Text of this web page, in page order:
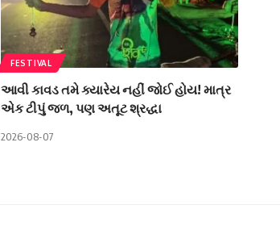
FESTIVAL
આવી કાવડ તમે ક્યારેય નહીં જોઈ હોય! માત્ર
એક ટીપું જળ, પણ અતૂટ શ્રદ્ધા
2026-08-07